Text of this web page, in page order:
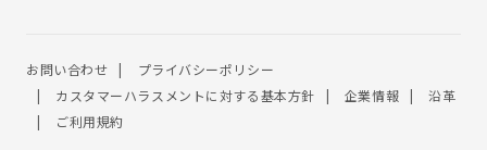
お問い合わせ
プライバシーポリシー
カスタマーハラスメントに対する基本方針
企業情報
沿革
ご利用規約